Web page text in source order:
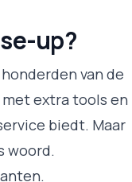
up?
van de
extra tools en
biedt. Maar
woord.